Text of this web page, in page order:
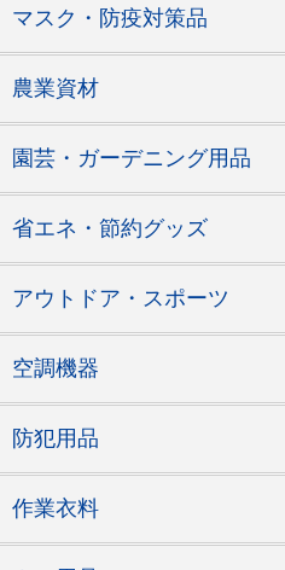
マスク・防疫対策品
農業資材
園芸・ガーデニング用品
省エネ・節約グッズ
アウトドア・スポーツ
空調機器
防犯用品
作業衣料